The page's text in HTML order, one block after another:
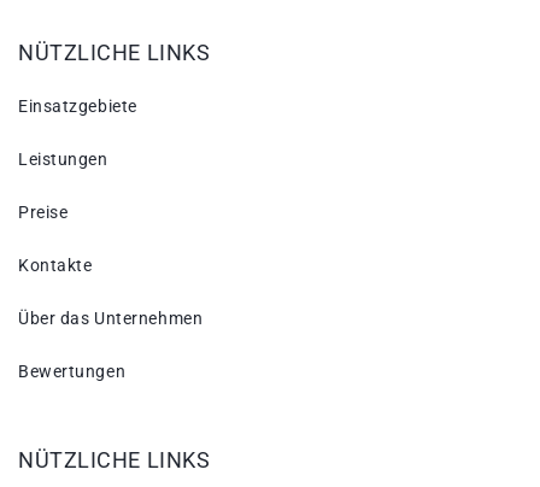
NÜTZLICHE LINKS
Einsatzgebiete
Leistungen
Preise
Kontakte
Über das Unternehmen
Bewertungen
NÜTZLICHE LINKS